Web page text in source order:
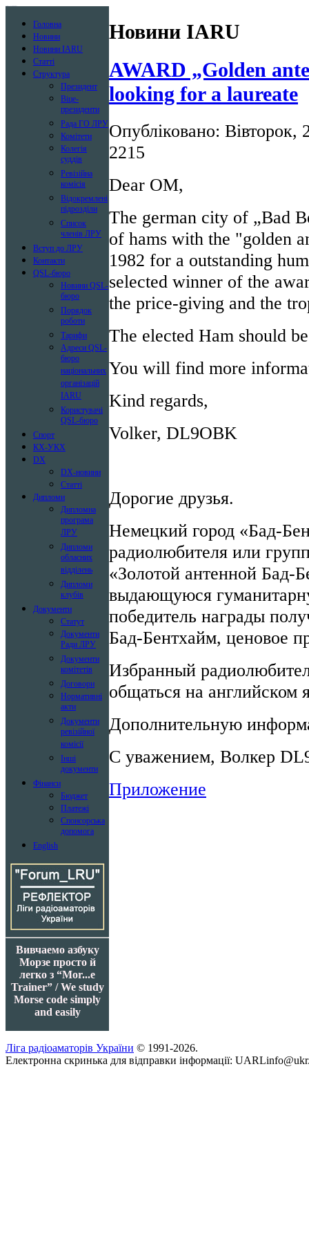
Головна
Новини
Новини IARU
Статті
Структура
Президент
Віце-
президенти
Рада ГО ЛРУ
Комітети
Колегія
суддів
Ревізійна
комісія
Відокремлені
підрозділи
Список
членів ЛРУ
Вступ до ЛРУ
Контакти
QSL-бюро
Новини QSL-
бюро
Порядок
роботи
Тарифи
Адреси QSL-
бюро
національних
організацій
IARU
Користувачі
QSL-бюро
Спорт
КХ-УКХ
DX
DX-новини
Статті
Дипломи
Дипломна
програма
ЛРУ
Дипломи
обласних
відділень
Дипломи
клубів
Документи
Статут
Документи
Ради ЛРУ
Документи
комітетів
Договори
Нормативні
акти
Документи
ревізійної
комісії
Інші
документи
Фінанси
Бюджет
Платежі
Спонсорська
допомога
English
Вивчаемо азбуку
Морзе просто й
легко з “Mor...e
Trainer” / We study
Morse code simply
and easily
Новини IARU
AWARD „Golden
looking for a laureate
Опубліковано: Вівторок,
2215
Dear OM,
The german city of „Bad
of hams with the "golden
1982 for a outstanding
selected winner of the
the price-giving and the
The elected Ham should
You will find more
Kind regards,
Volker, DL9OBK
Дорогие друзья.
Немецкий город «Бад-
радиолюбителя или
«Золотой антенной Бад-
выдающуюся
победитель награды
Бад-Бентхайм, ценовое
Избранный
общаться на английском
Дополнительную
С уважением, Волкер
Приложение
Ліга радіоаматорів України © 1991-2026.
Електронна скринька для відправки інформації: